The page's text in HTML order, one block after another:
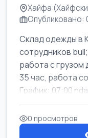
Хайфа
Опубликовано:
Склад одежды в
сотрудников
работа с грузом
35 час, работа
График: 07:00
0 просмотров